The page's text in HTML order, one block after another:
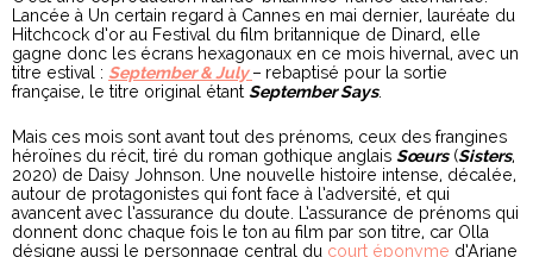
Lancée à Un certain regard à Cannes en mai dernier, lauréate du
Hitchcock d’or au Festival du film britannique de Dinard, elle
gagne donc les écrans hexagonaux en ce mois hivernal, avec un
titre estival : September & July– rebaptisé pour la sortie
française, le titre original étant September Says.
Mais ces mois sont avant tout des prénoms, ceux des frangines
héroïnes du récit, tiré du roman gothique anglais Sœurs(Sisters,
2020) de Daisy Johnson. Une nouvelle histoire intense, décalée,
autour de protagonistes qui font face à l’adversité, et qui
avancent avec l’assurance du doute. L’assurance de prénoms qui
donnent donc chaque fois le ton au film par son titre, car Olla
désigne aussi le personnage central du court éponyme d’Ariane